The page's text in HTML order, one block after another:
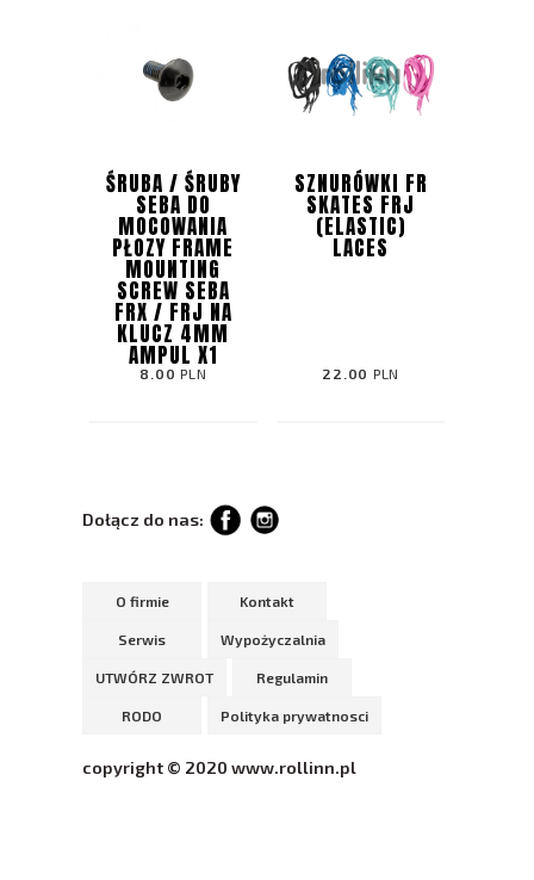
ŚRUBA / ŚRUBY
SEBA DO
MOCOWANIA
PŁOZY FRAME
MOUNTING
SCREW SEBA
FRX / FRJ NA
KLUCZ 4MM
AMPUL X1
8.00 PLN
SZNURÓWKI FR
SKATES FRJ
(ELASTIC)
LACES
22.00 PLN
Dołącz do nas:
O firmie Kontakt
Serwis Wypożyczalnia
UTWÓRZ ZWROT Regulamin
RODO Polityka prywatnosci
copyright © 2020 www.rollinn.pl